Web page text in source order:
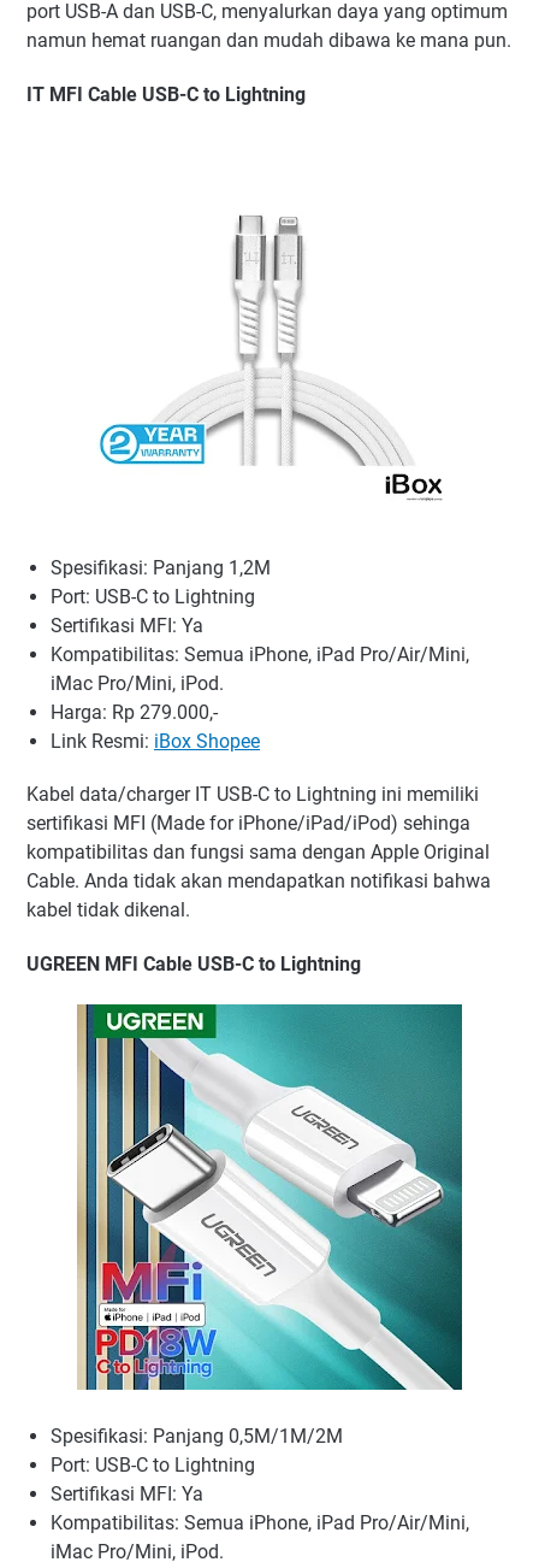
port USB-A dan USB-C, menyalurkan daya yang optimum
namun hemat ruangan dan mudah dibawa ke mana pun.
IT MFI Cable USB-C to Lightning
Spesifikasi: Panjang 1,2M
Port: USB-C to Lightning
Sertifikasi MFI: Ya
Kompatibilitas: Semua iPhone, iPad Pro/Air/Mini,
iMac Pro/Mini, iPod.
Harga: Rp 279.000,-
Link Resmi: iBox Shopee
Kabel data/charger IT USB-C to Lightning ini memiliki
sertifikasi MFI (Made for iPhone/iPad/iPod) sehinga
kompatibilitas dan fungsi sama dengan Apple Original
Cable. Anda tidak akan mendapatkan notifikasi bahwa
kabel tidak dikenal.
UGREEN MFI Cable USB-C to Lightning
Spesifikasi: Panjang 0,5M/1M/2M
Port: USB-C to Lightning
Sertifikasi MFI: Ya
Kompatibilitas: Semua iPhone, iPad Pro/Air/Mini,
iMac Pro/Mini, iPod.